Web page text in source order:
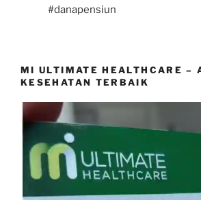
#danapensiun
MI ULTIMATE HEALTHCARE –
KESEHATAN TERBAIK
Video
Player